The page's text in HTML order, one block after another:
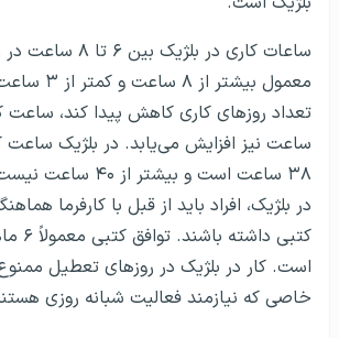
ساعات کاری در
معمول بیشتر
ساعت نیز افزایش می‌یابد. در بلژیک ساعت
۳۸ ساعت است و بیشتر
در بلژیک، افراد باید از قبل با کارفرما
کتبی
است. کار در بلژیک در روزهای تعطیل
خاصی که نیازمند فعالیت شبانه روزی